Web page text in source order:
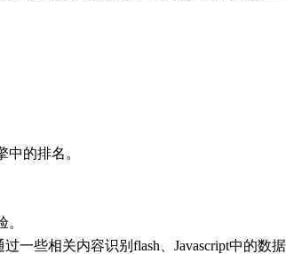
的排名。
一些相关内容识别flash、Javascript中的数